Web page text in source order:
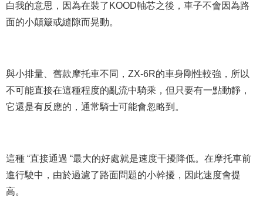
白我的意思，因為在裝了KOOD軸芯之後，車子不會因為路
面的小顛簸或縫隙而晃動。
與小排量、舊款摩托車不同，ZX-6R的車身剛性較強，所以
不可能直接在這種程度的亂流中騎乘，但只要有一點動靜，
它還是有反應的，通常騎士可能會忽略到。
這種 “直接通過 “最大的好處就是速度干擾降低。在摩托車前
進行駛中，由於過濾了路面問題的小幹擾，因此速度會提
高。